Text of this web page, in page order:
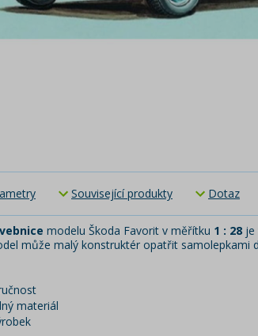
Související produkty Dotaz
modelu Škoda Favorit v měřítku 1 : 28 je
může malý konstruktér opatřit samolepkami
materiál